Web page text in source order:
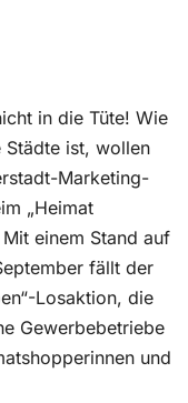
in die Tüte! Wie
ist, wollen
Marketing-
„Heimat
einem Stand auf
fällt der
Losaktion, die
Gewerbebetriebe
und